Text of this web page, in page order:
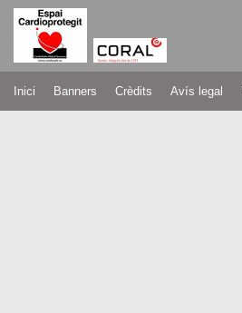
Inici Banners Crèdits Avís legal